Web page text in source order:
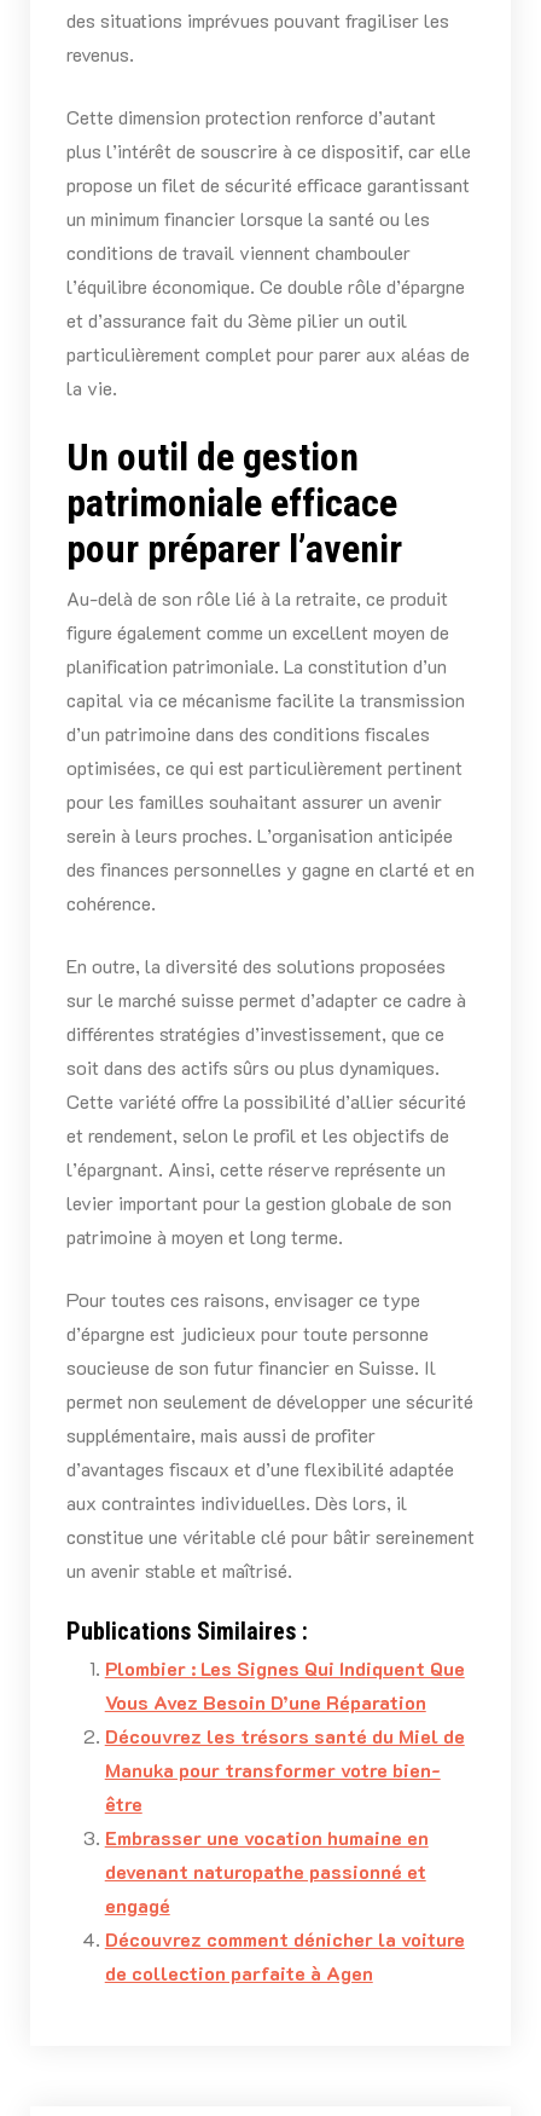
des situations imprévues pouvant fragiliser les
revenus.
Cette dimension protection renforce d’autant
plus l’intérêt de souscrire à ce dispositif, car elle
propose un filet de sécurité efficace garantissant
un minimum financier lorsque la santé ou les
conditions de travail viennent chambouler
l’équilibre économique. Ce double rôle d’épargne
et d’assurance fait du 3ème pilier un outil
particulièrement complet pour parer aux aléas de
la vie.
Un outil de gestion
patrimoniale efficace
pour préparer l’avenir
Au-delà de son rôle lié à la retraite, ce produit
figure également comme un excellent moyen de
planification patrimoniale. La constitution d’un
capital via ce mécanisme facilite la transmission
d’un patrimoine dans des conditions fiscales
optimisées, ce qui est particulièrement pertinent
pour les familles souhaitant assurer un avenir
serein à leurs proches. L’organisation anticipée
des finances personnelles y gagne en clarté et en
cohérence.
En outre, la diversité des solutions proposées
sur le marché suisse permet d’adapter ce cadre à
différentes stratégies d’investissement, que ce
soit dans des actifs sûrs ou plus dynamiques.
Cette variété offre la possibilité d’allier sécurité
et rendement, selon le profil et les objectifs de
l’épargnant. Ainsi, cette réserve représente un
levier important pour la gestion globale de son
patrimoine à moyen et long terme.
Pour toutes ces raisons, envisager ce type
d’épargne est judicieux pour toute personne
soucieuse de son futur financier en Suisse. Il
permet non seulement de développer une sécurité
supplémentaire, mais aussi de profiter
d’avantages fiscaux et d’une flexibilité adaptée
aux contraintes individuelles. Dès lors, il
constitue une véritable clé pour bâtir sereinement
un avenir stable et maîtrisé.
Publications Similaires :
Plombier : Les Signes Qui Indiquent Que
Vous Avez Besoin D’une Réparation
Découvrez les trésors santé du Miel de
Manuka pour transformer votre bien-
être
Embrasser une vocation humaine en
devenant naturopathe passionné et
engagé
Découvrez comment dénicher la voiture
de collection parfaite à Agen